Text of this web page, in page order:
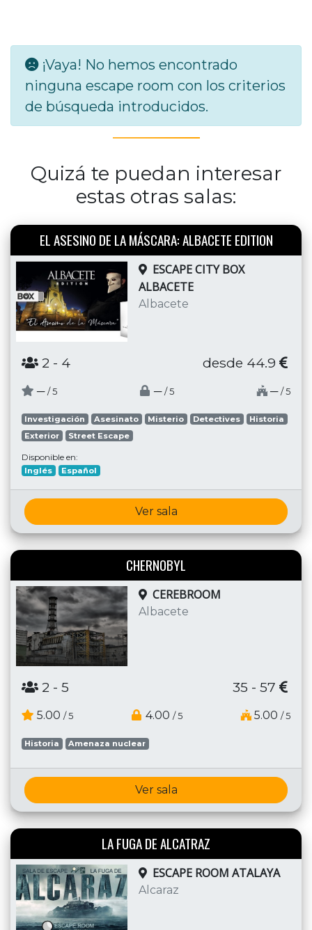
¡Vaya! No hemos encontrado
ninguna escape room con los criterios
de búsqueda introducidos.
Quizá te puedan interesar
estas otras salas:
EL ASESINO DE LA MÁSCARA: ALBACETE EDITION
ESCAPE CITY BOX
ALBACETE
Albacete
2 - 4 desde 44.9
─ / 5 ─ / 5 ─ / 5
Investigación Asesinato Misterio Detectives
Historia
Exterior
Street Escape
Disponible en:
Inglés Español
Ver sala
CHERNOBYL
CEREBROOM
Albacete
2 - 5 35 - 57
5.00 / 5 4.00 / 5 5.00 / 5
Historia Amenaza nuclear
Ver sala
LA FUGA DE ALCATRAZ
ESCAPE ROOM ATALAYA
Alcaraz